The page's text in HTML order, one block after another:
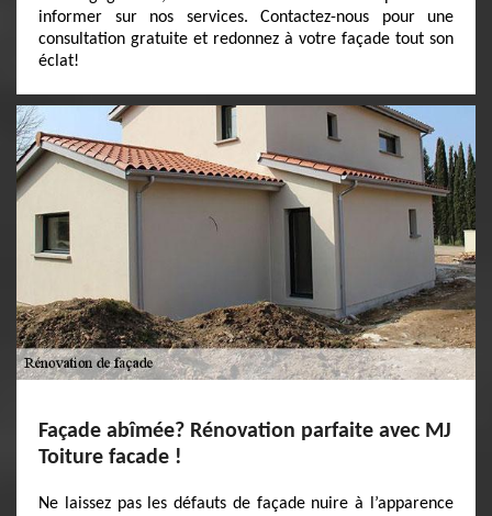
informer sur nos services. Contactez-nous pour une
consultation gratuite et redonnez à votre façade tout son
éclat!
Façade abîmée? Rénovation parfaite avec MJ
Toiture facade !
Ne laissez pas les défauts de façade nuire à l’apparence